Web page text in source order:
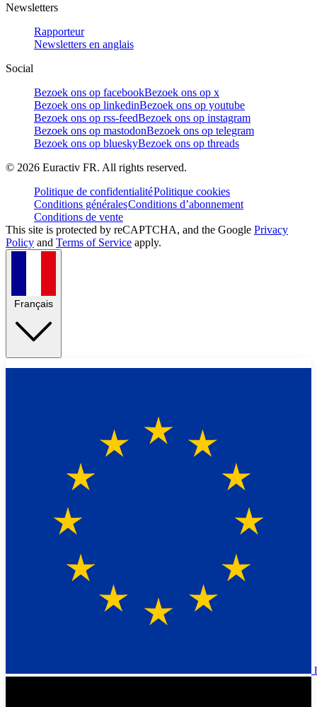
Newsletters
Rapporteur
Newsletters en anglais
Social
Bezoek ons op facebookBezoek ons op x
Bezoek ons op linkedinBezoek ons op youtube
Bezoek ons op rss-feedBezoek ons op instagram
Bezoek ons op mastodonBezoek ons op telegram
Bezoek ons op blueskyBezoek ons op threads
© 2026 Euractiv FR. All rights reserved.
Politique de confidentialitéPolitique cookies
Conditions généralesConditions d’abonnement
Conditions de vente
This site is protected by reCAPTCHA, and the Google Privacy
Policy and Terms of Service apply.
Français